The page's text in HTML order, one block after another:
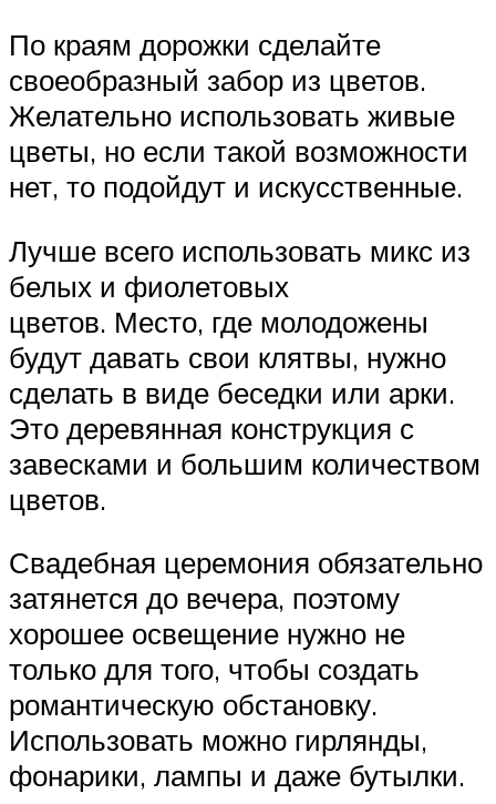
По краям дорожки сделайте
своеобразный забор из цветов.
Желательно использовать живые
цветы, но если такой возможности
нет, то подойдут и искусственные.
Лучше всего использовать микс из
белых и фиолетовых
цветов. Место, где молодожены
будут давать свои клятвы, нужно
сделать в виде беседки или арки.
Это деревянная конструкция с
завесками и большим количеством
цветов.
Свадебная церемония обязательно
затянется до вечера, поэтому
хорошее освещение нужно не
только для того, чтобы создать
романтическую обстановку.
Использовать можно гирлянды,
фонарики, лампы и даже бутылки.